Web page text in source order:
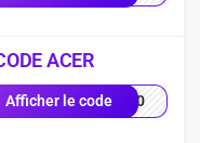
ACER
Afficher le codeVE10